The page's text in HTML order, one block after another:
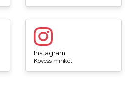
Instagram
Kövess minket!